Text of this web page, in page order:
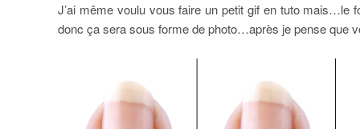
J’ai même voulu vous faire un petit gif en tuto mais…le
donc ça sera sous forme de photo…après je pense que